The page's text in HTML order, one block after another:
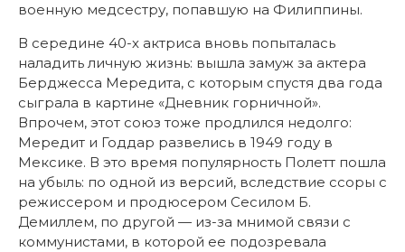
военную медсестру, попавшую на Филиппины.
В середине 40-х актриса вновь попыталась
наладить личную жизнь: вышла замуж за актера
Берджесса Мередита, с которым спустя два года
сыграла в картине «Дневник горничной».
Впрочем, этот союз тоже продлился недолго:
Мередит и Годдар развелись в 1949 году в
Мексике. В это время популярность Полетт пошла
на убыль: по одной из версий, вследствие ссоры с
режиссером и продюсером Сесилом Б.
Демиллем, по другой — из-за мнимой связи с
коммунистами, в которой ее подозревала